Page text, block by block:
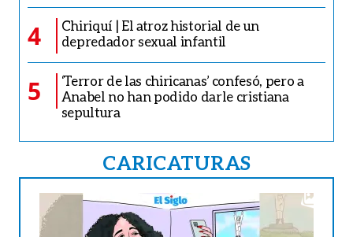
4
Chiriquí | El atroz historial de un
depredador sexual infantil
5
‘Terror de las chiricanas’ confesó, pero a
Anabel no han podido darle cristiana
sepultura
CARICATURAS